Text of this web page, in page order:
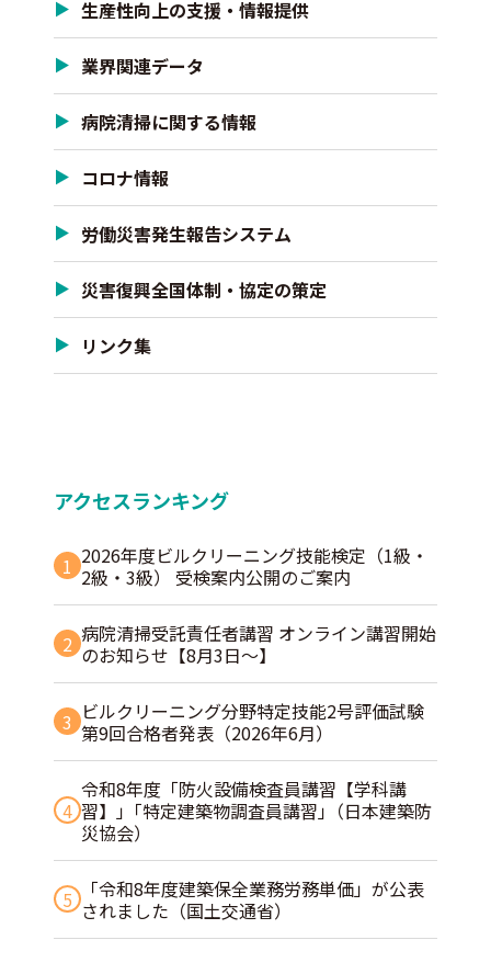
生産性向上の支援・情報提供
業界関連データ
病院清掃に関する情報
コロナ情報
労働災害発生報告システム
災害復興全国体制・協定の策定
リンク集
アクセスランキング
1 2026年度ビルクリーニング技能検定（1級・
2級・3級） 受検案内公開のご案内
2 病院清掃受託責任者講習 オンライン講習開始
のお知らせ【8月3日～】
3 ビルクリーニング分野特定技能2号評価試験
第9回合格者発表（2026年6月）
4
令和8年度「防火設備検査員講習【学科講
習】」｢特定建築物調査員講習｣（日本建築防
災協会）
5
「令和8年度建築保全業務労務単価」が公表
されました（国土交通省）